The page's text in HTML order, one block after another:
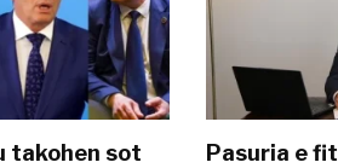
takohen sot
Pasuria e